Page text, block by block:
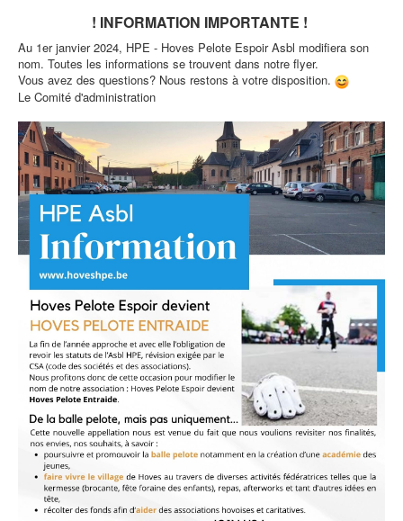
! INFORMATION IMPORTANTE !
Au 1er janvier 2024, HPE - Hoves Pelote Espoir Asbl modifiera son
nom. Toutes les informations se trouvent dans notre flyer.
Vous avez des questions? Nous restons à votre disposition.
Le Comité d'administration